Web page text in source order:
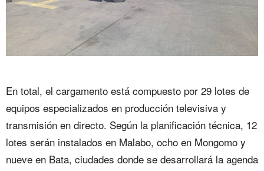
En total, el cargamento está compuesto por 29 lotes de
equipos especializados en producción televisiva y
transmisión en directo. Según la planificación técnica, 12
lotes serán instalados en Malabo, ocho en Mongomo y
nueve en Bata, ciudades donde se desarrollará la agenda